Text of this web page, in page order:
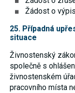
Žádost o
25. Případná
situace
Živnostenský
společně s
živnostenském
pracovního místa